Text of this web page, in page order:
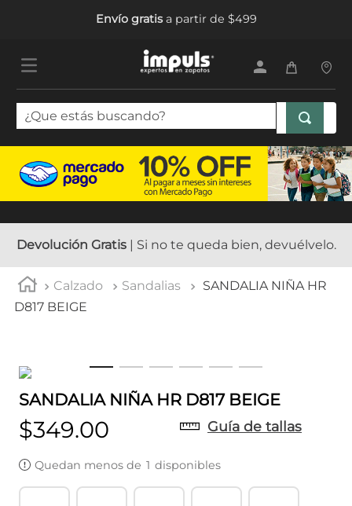
Envío gratisa partir de $499
¿Que estás buscando?
Devolución Gratis| Si no te queda bien, devuélvelo.
Calzado Sandalias
SANDALIA NIÑA HR
D817 BEIGE
SANDALIA NIÑA HR D817 BEIGE
$349.00 Guía de tallas
Quedan menos de 1 disponibles
TÉRMINOS MÁS BUSCADOS
1.
tenis mujer
tenis hombre
5. tenis